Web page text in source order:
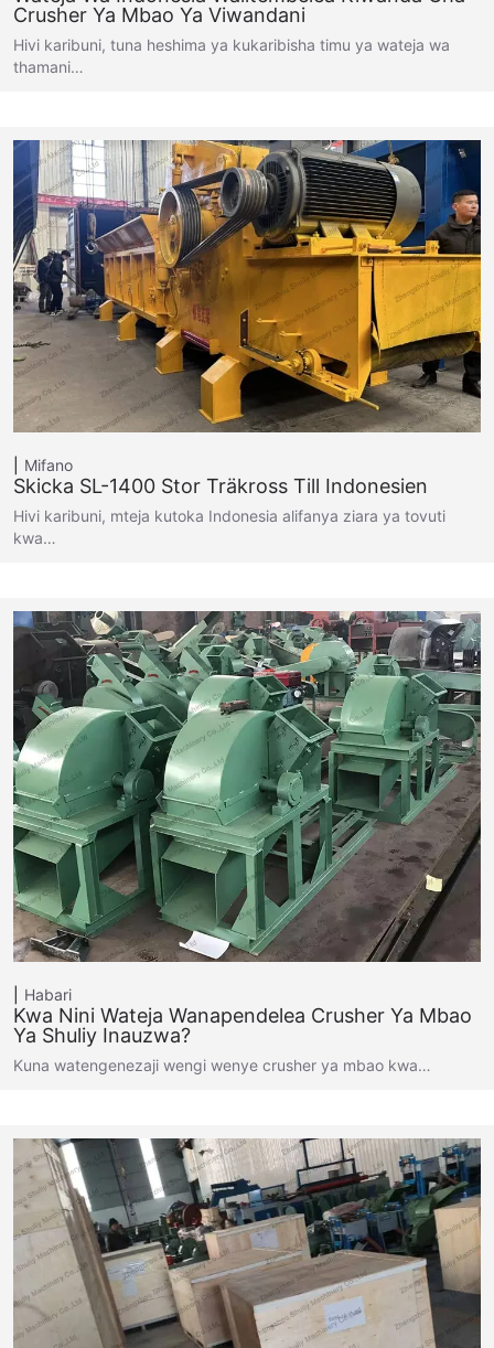
Crusher Ya Mbao Ya Viwandani
Hivi karibuni, tuna heshima ya kukaribisha timu ya wateja wa
thamani…
Mifano
Skicka SL-1400 Stor Träkross Till Indonesien
Hivi karibuni, mteja kutoka Indonesia alifanya ziara ya tovuti
kwa…
Habari
Kwa Nini Wateja Wanapendelea Crusher Ya Mbao
Ya Shuliy Inauzwa?
Kuna watengenezaji wengi wenye crusher ya mbao kwa…